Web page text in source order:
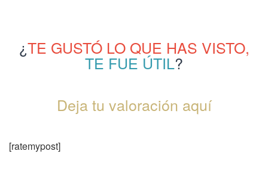
¿TE GUSTÓ LO QUE HAS VISTO,
TE FUE ÚTIL?
Deja tu valoración aquí
[ratemypost]